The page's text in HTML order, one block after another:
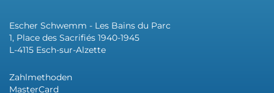
Escher Schwemm - Les Bains du Parc
1, Place des Sacrifiés 1940-1945
L-4115 Esch-sur-Alzette
Zahlmethoden
MasterCard